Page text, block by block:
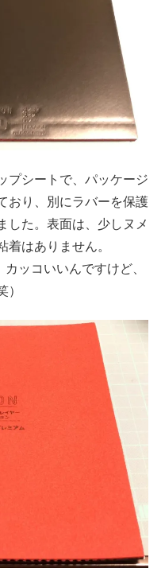
プシートで、パッケージ
おり、別にラバーを保護
した。表面は、少しヌメ
着はありません。
ッコいいんですけど、
）